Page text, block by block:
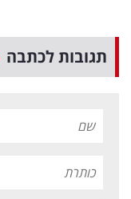
תגובות לכתבה